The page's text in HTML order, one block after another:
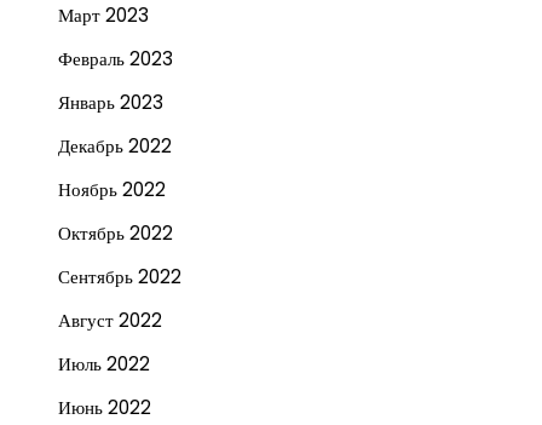
Март 2023
Февраль 2023
Январь 2023
Декабрь 2022
Ноябрь 2022
Октябрь 2022
Сентябрь 2022
Август 2022
Июль 2022
Июнь 2022